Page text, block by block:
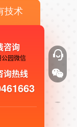
技术
咨询
询热线